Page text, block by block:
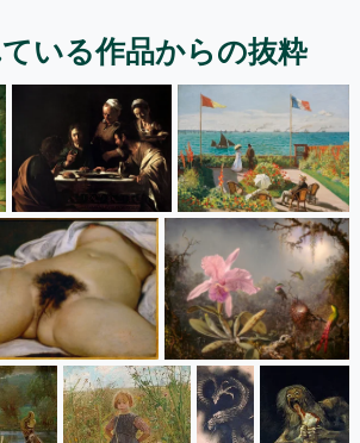
いる作品からの抜粋